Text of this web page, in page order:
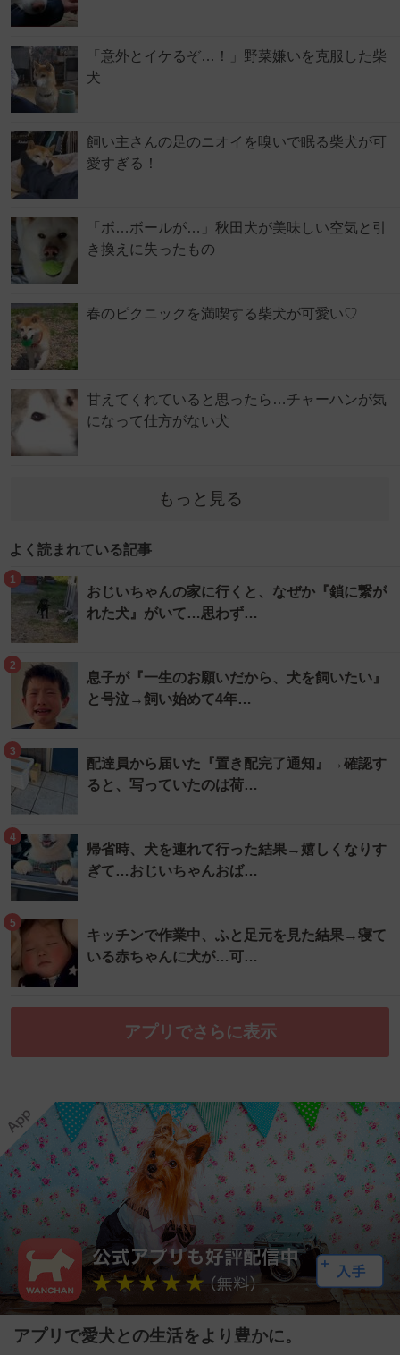
「意外とイケるぞ…！」野菜嫌いを克服した柴
犬
飼い主さんの足のニオイを嗅いで眠る柴犬が可
愛すぎる！
「ボ…ボールが…」秋田犬が美味しい空気と引
き換えに失ったもの
春のピクニックを満喫する柴犬が可愛い♡
甘えてくれていると思ったら…チャーハンが気
になって仕方がない犬
もっと見る
よく読まれている記事
1
おじいちゃんの家に行くと、なぜか『鎖に繋が
れた犬』がいて…思わず…
2
息子が『一生のお願いだから、犬を飼いたい』
と号泣→飼い始めて4年…
3
配達員から届いた『置き配完了通知』→確認す
ると、写っていたのは荷…
4
帰省時、犬を連れて行った結果→嬉しくなりす
ぎて…おじいちゃんおば…
5
キッチンで作業中、ふと足元を見た結果→寝て
いる赤ちゃんに犬が…可…
アプリでさらに表示
アプリで愛犬との生活をより豊かに。